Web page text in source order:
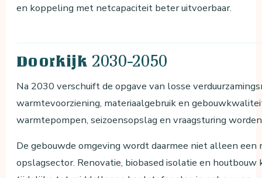
en koppeling met netcapaciteit beter uitvoerbaar.
Doorkijk 2030-2050
Na 2030 verschuift de opgave van losse
warmtevoorziening, materiaalgebruik en
warmtepompen, seizoensopslag en vraagsturing
De gebouwde omgeving wordt daarmee niet alleen
opslagsector. Renovatie, biobased isolatie en